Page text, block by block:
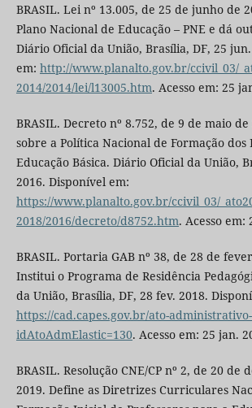
BRASIL. Lei nº 13.005, de 25 de junho de
Plano Nacional de Educação – PNE e dá
Diário Oficial da União, Brasília, DF, 25
em: http://www.planalto.gov.br/ccivil_03/
2014/2014/lei/l13005.htm. Acesso em: 25
BRASIL. Decreto nº 8.752, de 9 de maio de
sobre a Política Nacional de Formação dos
Educação Básica. Diário Oficial da União,
2016. Disponível em:
https://www.planalto.gov.br/ccivil_03/
2018/2016/decreto/d8752.htm. Acesso em:
BRASIL. Portaria GAB nº 38, de 28 de
Institui o Programa de Residência
da União, Brasília, DF, 28 fev. 2018.
https://cad.capes.gov.br/ato-
idAtoAdmElastic=130. Acesso em: 25 jan.
BRASIL. Resolução CNE/CP nº 2, de 20 de
2019. Define as Diretrizes Curriculares